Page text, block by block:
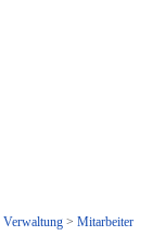
Verwaltung> Mitarbeiter